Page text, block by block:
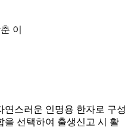
이
연스러운 인명용 한자로 구성
을 선택하여 출생신고 시 활